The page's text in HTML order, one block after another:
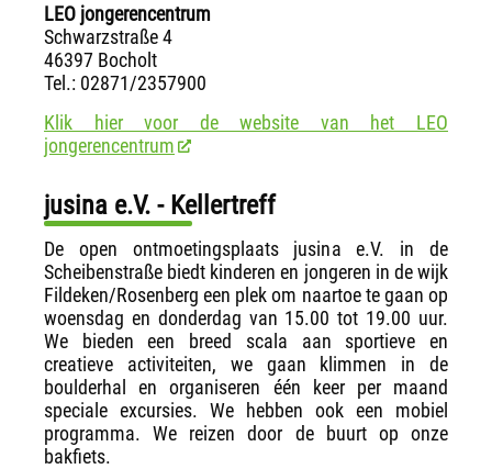
LEO jongerencentrum
Schwarzstraße 4
46397 Bocholt
Tel.: 02871/2357900
Klik hier voor de website van het LEO
jongerencentrum
jusina e.V. - Kellertreff
De open ontmoetingsplaats jusina e.V. in de
Scheibenstraße biedt kinderen en jongeren in de wijk
Fildeken/Rosenberg een plek om naartoe te gaan op
woensdag en donderdag van 15.00 tot 19.00 uur.
We bieden een breed scala aan sportieve en
creatieve activiteiten, we gaan klimmen in de
boulderhal en organiseren één keer per maand
speciale excursies. We hebben ook een mobiel
programma. We reizen door de buurt op onze
bakfiets.